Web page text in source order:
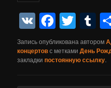
VK
Запись опубликована автором
концертовс меткамиДень
закладкипостоянную ссылку.